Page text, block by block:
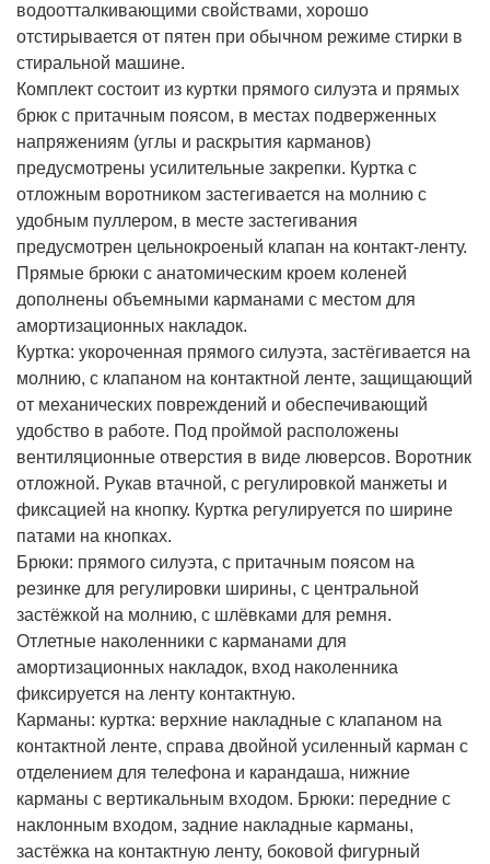
водоотталкивающими свойствами, хорошо
отстирывается от пятен при обычном режиме стирки в
стиральной машине.
Комплект состоит из куртки прямого силуэта и прямых
брюк с притачным поясом, в местах подверженных
напряжениям (углы и раскрытия карманов)
предусмотрены усилительные закрепки. Куртка с
отложным воротником застегивается на молнию с
удобным пуллером, в месте застегивания
предусмотрен цельнокроеный клапан на контакт-ленту.
Прямые брюки с анатомическим кроем коленей
дополнены объемными карманами с местом для
амортизационных накладок.
Куртка: укороченная прямого силуэта, застёгивается на
молнию, с клапаном на контактной ленте, защищающий
от механических повреждений и обеспечивающий
удобство в работе. Под проймой расположены
вентиляционные отверстия в виде люверсов. Воротник
отложной. Рукав втачной, с регулировкой манжеты и
фиксацией на кнопку. Куртка регулируется по ширине
патами на кнопках.
Брюки: прямого силуэта, с притачным поясом на
резинке для регулировки ширины, с центральной
застёжкой на молнию, с шлёвками для ремня.
Отлетные наколенники с карманами для
амортизационных накладок, вход наколенника
фиксируется на ленту контактную.
Карманы: куртка: верхние накладные с клапаном на
контактной ленте, справа двойной усиленный карман с
отделением для телефона и карандаша, нижние
карманы с вертикальным входом. Брюки: передние с
наклонным входом, задние накладные карманы,
застёжка на контактную ленту, боковой фигурный